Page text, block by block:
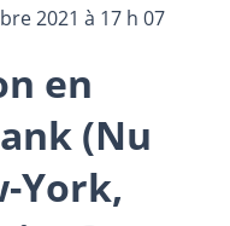
2021 à 17 h 07
en
(Nu
York,